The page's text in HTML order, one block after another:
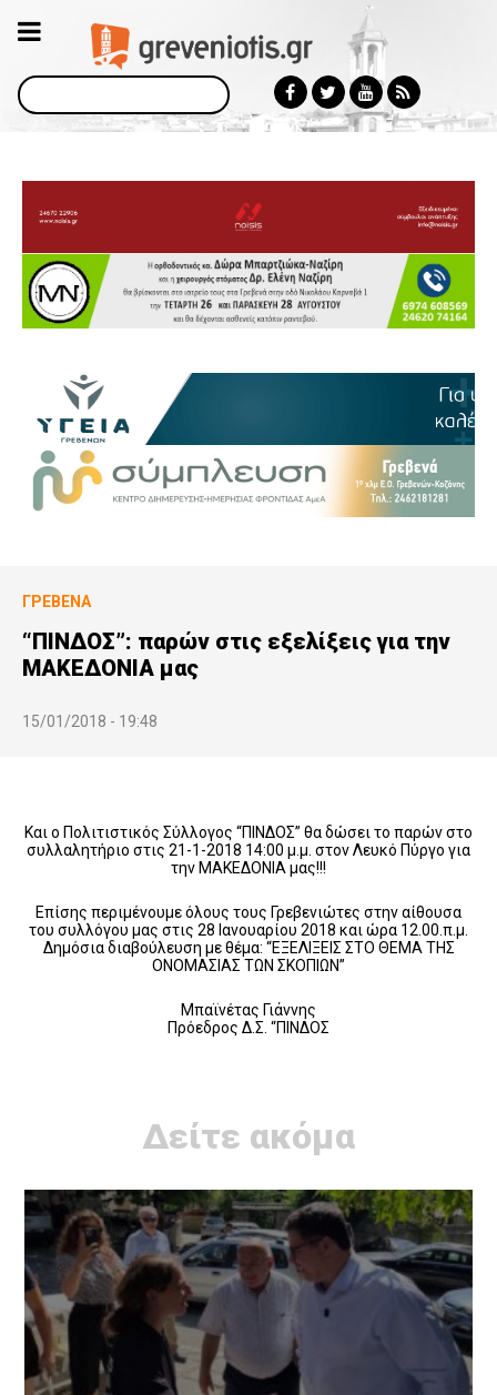
Αναζήτηση
ΓΡΕΒΕΝΆ
“ΠΙΝΔΟΣ”: παρών στις εξελίξεις για την
ΜΑΚΕΔΟΝΙΑ μας
15/01/2018 - 19:48
Και ο Πολιτιστικός Σύλλογος “ΠΙΝΔΟΣ” θα δώσει το παρών στο
συλλαλητήριο στις 21-1-2018 14:00 μ.μ. στον Λευκό Πύργο για
την ΜΑΚΕΔΟΝΙΑ μας!!!
Επίσης περιμένουμε όλους τους Γρεβενιώτες στην αίθουσα
του συλλόγου μας στις 28 Ιανουαρίου 2018 και ώρα 12.00.π.μ.
Δημόσια διαβούλευση με θέμα: “ΕΞΕΛΙΞΕΙΣ ΣΤΟ ΘΕΜΑ ΤΗΣ
ΟΝΟΜΑΣΙΑΣ ΤΩΝ ΣΚΟΠΙΩΝ”
Μπαϊνέτας Γιάννης
Πρόεδρος Δ.Σ. “ΠΙΝΔΟΣ
Δείτε ακόμα